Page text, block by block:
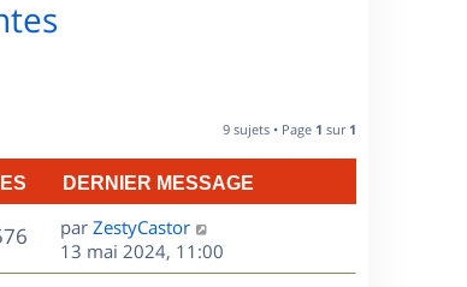
9 sujets • Page 1 sur 1
DERNIER MESSAGE
V
u
D
e
r
par ZestyCastor
13 mai 2024, 11:00